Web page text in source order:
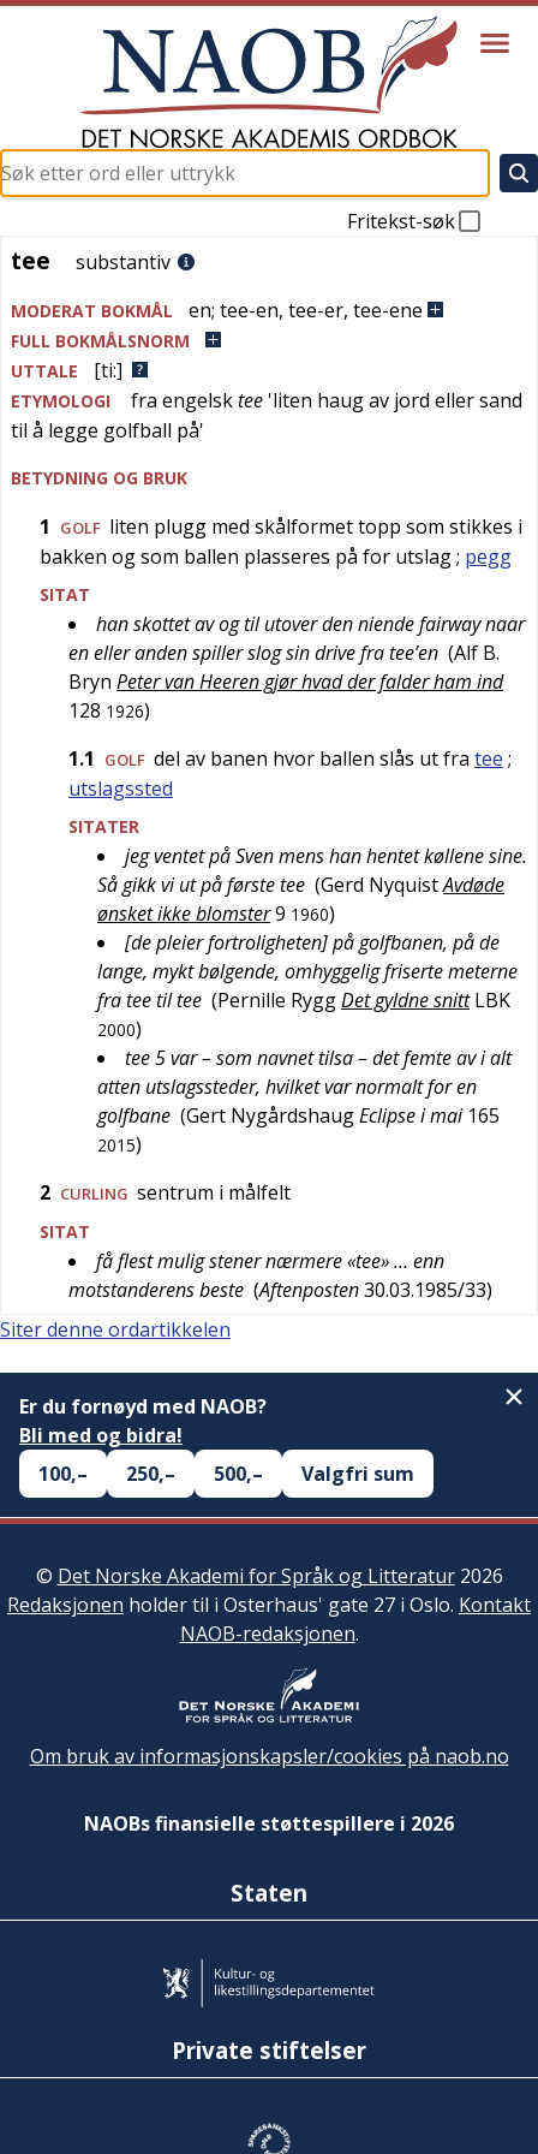
Fritekst-søk
tee
tee substantiv
MODERAT BOKMÅL en; tee-en, tee-er, tee-ene
FULL BOKMÅLSNORM
UTTALE
[ti:]
ETYMOLOGI fra engelsktee 'liten haug av jord eller sand
til å legge golfball på'
BETYDNING OG BRUK
1 GOLF liten plugg med skålformet topp som stikkes i
bakken og som ballen plasseres på for utslag; pegg
SITAT
han skottet av og til utover den niende fairway naar
en eller anden spiller slog sin drive fra tee’en (Alf B.
Bryn Peter van Heeren gjør hvad der falder ham ind
128 1926)
1.1
GOLF del av banen hvor ballen slås ut fra tee ;
utslagssted
SITATER
jeg ventet på Sven mens han hentet køllene sine.
Så gikk vi ut på første tee (Gerd NyquistAvdøde
ønsket ikke blomster9 1960)
[de pleier fortroligheten] på golfbanen, på de
lange, mykt bølgende, omhyggelig friserte meterne
fra tee til tee (Pernille RyggDet gyldne snitt LBK
2000)
tee 5 var – som navnet tilsa – det femte av i alt
atten utslagssteder, hvilket var normalt for en
golfbane (Gert NygårdshaugEclipse i mai 165
2015)
2 CURLING sentrum i målfelt
SITAT
få flest mulig stener nærmere «tee» … enn
motstanderens beste (Aftenposten30.03.1985/33)
Siter denne ordartikkelen
Er du fornøyd med NAOB?
Bli med og bidra!
100,–
250,– 500,– Valgfri sum
© Det Norske Akademi for Språk og Litteratur2026
Redaksjonen holder til i Osterhaus' gate 27 i Oslo. Kontakt
NAOB-redaksjonen.
Om bruk av informasjonskapsler/cookies på naob.no
NAOBs finansielle støttespillere i 2026
Staten
Private stiftelser